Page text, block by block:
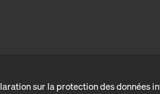
sur la protection des données